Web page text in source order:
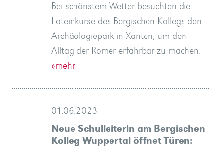
Bei schönstem Wetter besuchten die
Lateinkurse des Bergischen Kollegs den
Archäologiepark in Xanten, um den
Alltag der Römer erfahrbar zu machen.
»mehr
01.06.2023
Neue Schulleiterin am Bergischen
Kolleg Wuppertal öffnet Türen: